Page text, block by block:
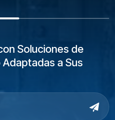
Soluciones de
a Sus